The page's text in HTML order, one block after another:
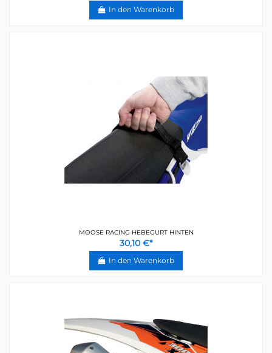
In den Warenkorb
MOOSE RACING HEBEGURT HINTEN
30,10 €*
In den Warenkorb